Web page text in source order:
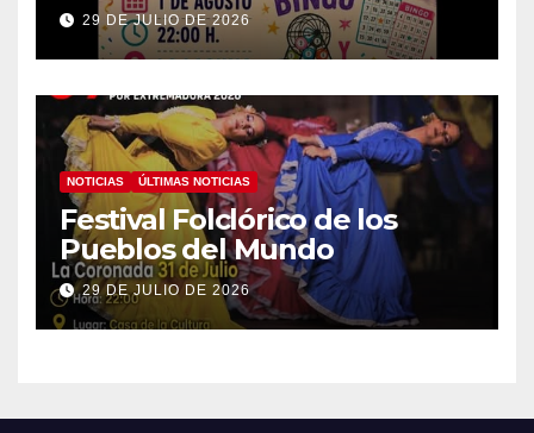
29 DE JULIO DE 2026
NOTICIAS ÚLTIMAS NOTICIAS
Festival Folclórico de los
Pueblos del Mundo
29 DE JULIO DE 2026